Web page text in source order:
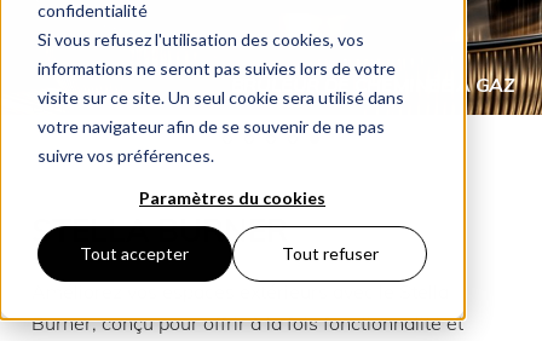
confidentialité
Si vous refusez l'utilisation des cookies, vos
informations ne seront pas suivies lors de votre
visite sur ce site. Un seul cookie sera utilisé dans
votre navigateur afin de se souvenir de ne pas
suivre vos préférences.
Paramètres du cookies
Tout accepter Tout refuser
BRÛLEUR DE CHEMINÉE À GAZ
CHEMINÉES À GAZ POUR L’EXTÉRIEUR (FR) STELLA BURNER FR
STELLA BURNER
Burner, conçu pour offrir à la fois fonctionnalité et